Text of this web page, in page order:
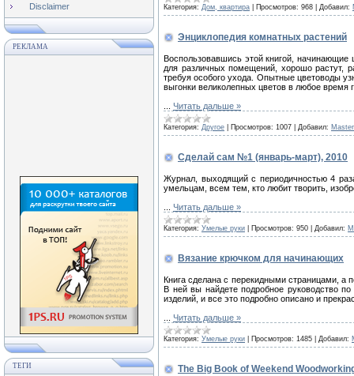
Disclaimer
РЕКЛАМА
ТЕГИ
Категория: Дом, квартира Просмотров: 968 Добавил:
Энциклопедия комнатных растений
Воспользовавшись этой книгой, начинающие
для различных помещений, хорошо растут,
требуя особого ухода. Опытные цветоводы
выгонки великолепных цветов в любое время
Читать дальше »
Категория: Другое Просмотров: 1007 Добавил:
Сделай сам №1 (январь-март), 2010
Журнал, выходящий с периодичностью 4
умельцам, всем тем, кто любит творить,
Читать дальше »
Категория: Умелые руки Просмотров: 950 Добавил:
Вязание крючком для начинающих
Книга сделана с перекидными страницами, а
В ней вы найдете подробное руководство
изделий, и все это подробно описано и
Читать дальше »
Категория: Умелые руки Просмотров: 1485 Добавил:
The Big Book of Weekend